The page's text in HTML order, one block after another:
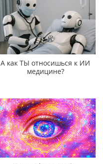
А как ТЫ относишься к ИИ
медицине?